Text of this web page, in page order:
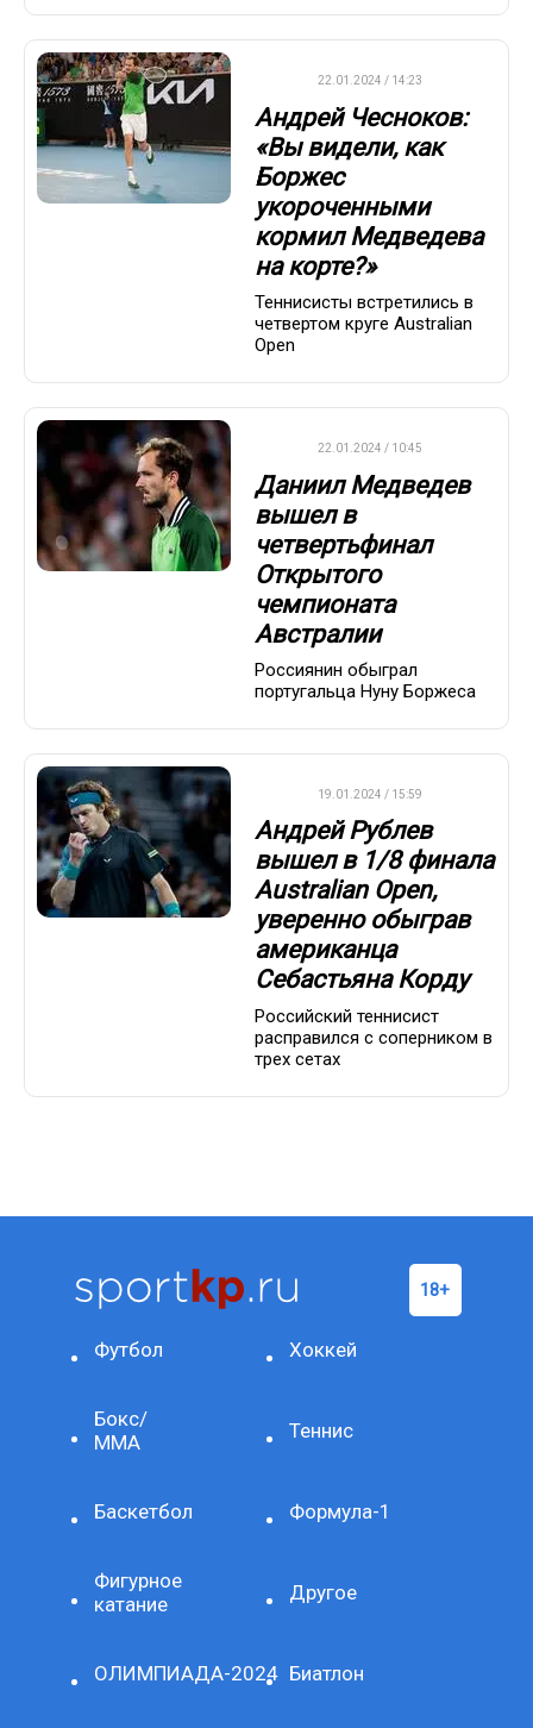
22.01.2024 / 14:23
Андрей Чесноков:
«Вы видели, как
Боржес
укороченными
кормил Медведева
на корте?»
Теннисисты встретились в
четвертом круге Australian
Open
22.01.2024 / 10:45
Даниил Медведев
вышел в
четвертьфинал
Открытого
чемпионата
Австралии
Россиянин обыграл
португальца Нуну Боржеса
19.01.2024 / 15:59
Андрей Рублев
вышел в 1/8 финала
Australian Open,
уверенно обыграв
американца
Себастьяна Корду
Российский теннисист
расправился с соперником в
трех сетах
Футбол Хоккей
Бокс/
ММА
Теннис
Баскетбол Формула-1
Фигурное
катание
Другое
ОЛИМПИАДА-2024 Биатлон